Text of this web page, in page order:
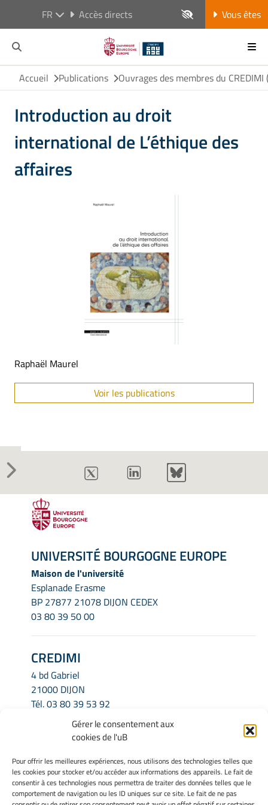
Gérer le consentement aux
cookies de l'uB
Pour offrir les meilleures expériences, nous utilisons des technologies telles que
les cookies pour stocker et/ou accéder aux informations des appareils. Le fait de
consentir à ces technologies nous permettra de traiter des données telles que le
comportement de navigation ou les ID uniques sur ce site. Le fait de ne pas
FR Accès directs Vous êtes
Accueil Publications Ouvrages des membres du
Introduction au droit
international de L’éthique des
affaires
Raphaël Maurel
Voir les publications
UNIVERSITÉ BOURGOGNE EUROPE
Maison de l'université
Esplanade Erasme
BP 27877 21078 DIJON CEDEX
03 80 39 50 00
CREDIMI
4 bd Gabriel
21000 DIJON
Tél.03 80 39 53 92
credimi.secretariat@u-bourgogne.fr
INFORMATIONS LÉGALES
Mentions légales
Gérer mes cookies